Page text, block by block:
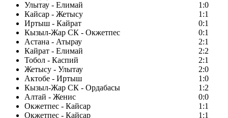
Улытау - Елимай
1:0
Кайсар - Жетысу
1:1
Иртыш - Кайрат
0:1
Кызыл-Жар СК - Окжетпес
0:1
Астана - Атырау
2:1
Кайрат - Елимай
2:2
Тобол - Каспий
2:1
Жетысу - Улытау
2:0
Актобе - Иртыш
1:0
Кызыл-Жар СК - Ордабасы
1:2
Алтай - Женис
0:0
Окжетпес - Кайсар
1:1
Окжетпес - Кайсар
1:1